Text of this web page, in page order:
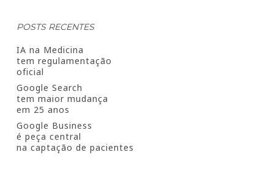
POSTS RECENTES
IA na Medicina
tem regulamentação
oficial
Google Search
tem maior mudança
em 25 anos
Google Business
é peça central
na captação de pacientes